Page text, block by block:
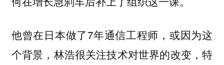
他曾在日本做了7年通信工程师，或因为这
个背景，林浩很关注技术对世界的改变，特